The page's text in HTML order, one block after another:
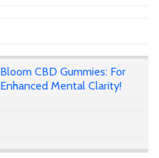
Bloom CBD Gummies: For
Enhanced Mental Clarity!